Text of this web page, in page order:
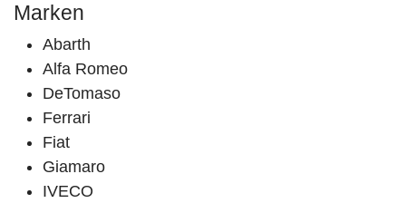
Marken
Abarth
Alfa Romeo
DeTomaso
Ferrari
Fiat
Giamaro
IVECO